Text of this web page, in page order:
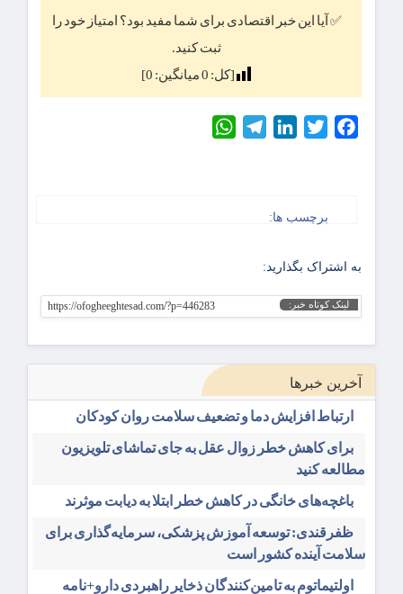
✅ آیا این خبر اقتصادی برای شما مفید بود؟ امتیاز خود را
ثبت کنید.
[کل: 0میانگین: 0
]
Facebook
Twitter
LinkedIn
Telegram
برچسب ها:
به اشتراک بگذارید:
لینک کوتاه خبر: https://ofogheeghtesad.com/?p=446283
آخرین خبرها
ارتباط افزایش دما و تضعیف سلامت روان کودکان
برای کاهش خطر زوال عقل به جای تماشای تلویزیون
مطالعه کنید
باغچه‌های خانگی در کاهش خطر ابتلا به دیابت موثرند
ظفرقندی: توسعه آموزش پزشکی، سرمایه‌گذاری برای
سلامت آینده کشور است
اولتیماتوم به تامین‌کنندگان ذخایر راهبردی دارو+نامه